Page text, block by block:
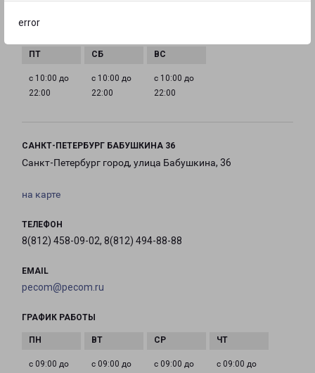
error
с 10:00 до
22:00
с 10:00 до
22:00
с 10:00 до
22:00
САНКТ-ПЕТЕРБУРГ БАБУШКИНА 36
Санкт-Петербург город, улица Бабушкина, 36
на карте
ТЕЛЕФОН
8(812) 458-09-02, 8(812) 494-88-88
EMAIL
pecom@pecom.ru
ГРАФИК РАБОТЫ
с 09:00 до
с 09:00 до
с 09:00 до
с 09:00 до